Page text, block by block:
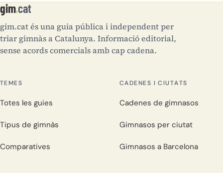
gim.cat
gim.cat és una guia pública i independent per
triar gimnàs a Catalunya. Informació editorial,
sense acords comercials amb cap cadena.
TEMES
Totes les guies
Tipus de gimnàs
Comparatives
CADENES I CIUTATS
Cadenes de gimnasos
Gimnasos per ciutat
Gimnasos a Barcelona